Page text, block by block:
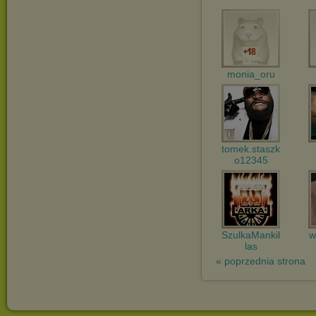
monia_oru
tomek.staszk
o12345
SzulkaMankil
las
« poprzednia strona